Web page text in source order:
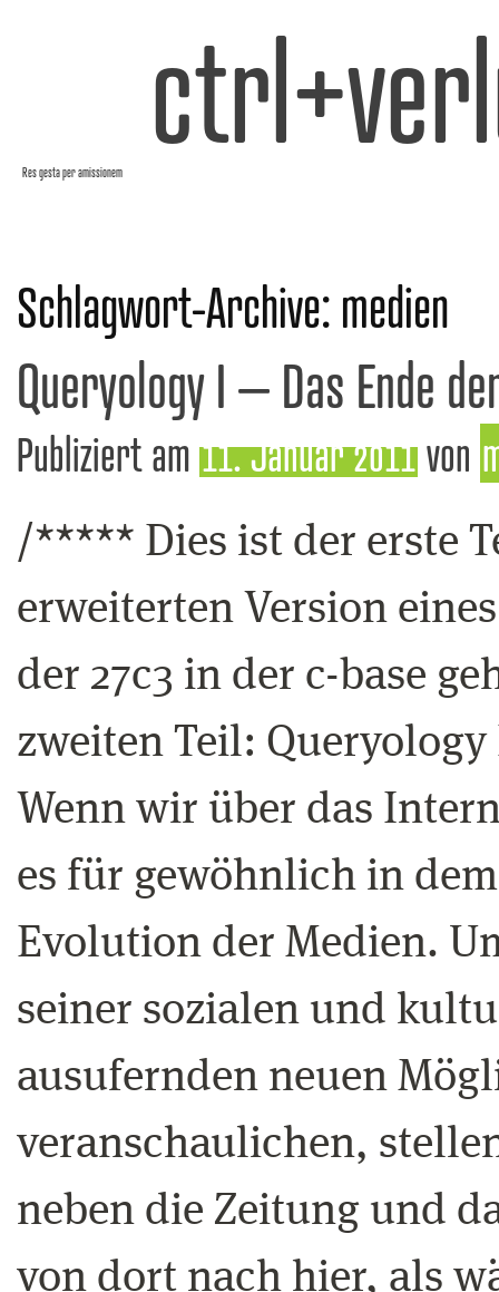
Res gesta per amissionem
Schlagwort-Archive:medien
Queryology I – Das Ende
Publiziert am 11. Januar 2011von
/***** Dies ist der erste
erweiterten Version
der 27c3 in der c-base
zweiten Teil:
Wenn wir über das
es für gewöhnlich in
Evolution der Medien.
seiner sozialen und
ausufernden neuen
veranschaulichen,
neben die Zeitung und
von dort nach hier, als